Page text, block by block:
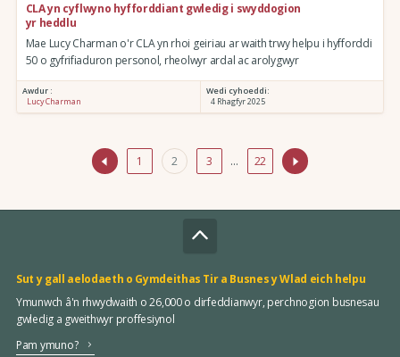
CLA yn cyflwyno hyfforddiant gwledig i swyddogion
yr heddlu
Mae Lucy Charman o'r CLA yn rhoi geiriau ar waith trwy helpu i hyfforddi
50 o gyfrifiaduron personol, rheolwyr ardal ac arolygwyr
Awdur :
Lucy Charman
Wedi cyhoeddi:
4 Rhagfyr 2025
1 2 3 … 22
Sut y gall aelodaeth o Gymdeithas Tir a Busnes y Wlad eich helpu
Ymunwch â'n rhwydwaith o 26,000 o dirfeddianwyr, perchnogion busnesau
gwledig a gweithwyr proffesiynol
Pam ymuno?